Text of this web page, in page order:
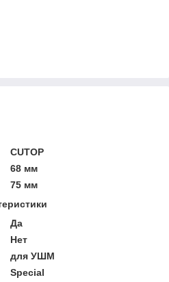
CUTOP
68 мм
75 мм
Да
Нет
для УШМ
Special